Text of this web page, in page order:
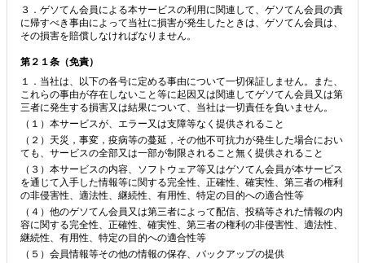
３．ゲソてん会員による本サービスの利用に関連して、ゲソてん会員の責
に帰すべき事由によって当社に損害が発生したときは、ゲソてん会員は、
その損害を賠償しなければなりません。
第２１条（免責）
１．当社は、以下の各号に定める事由について一切保証しません。また、
これらの事由が存在しないこと等に起因又は関連してゲソてん会員又は第
三者に発生する損害又は結果について、当社は一切責任を負いません。
（１）本サービスが、エラー又は支障等なく提供されること
（２）天災，事変，疫病等の蔓延，その他不可抗力が発生した場合におい
ても、サービスの全部又は一部が制限されること無く提供されること
（３）本サービスの内容、ソフトウェア等又はゲソてん会員が本サービス
を通じて入手した情報等に関する完全性、正確性、確実性、第三者の権利
の非侵害性、適法性、継続性、有用性、特定の目的への適合性等
（４）他のゲソてん会員又は第三者によって配信、投稿等された情報の内
容に関する完全性、正確性、確実性、第三者の権利の非侵害性、適法性、
継続性、有用性、特定の目的への適合性等
（５）会員情報等その他の情報の保存、バックアップの提供